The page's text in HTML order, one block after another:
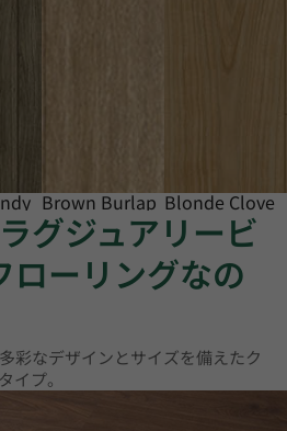
Brown Burlap Blonde Clove
グジュアリービ
ローリングなの
彩なデザインとサイズを備えたク
イプ。